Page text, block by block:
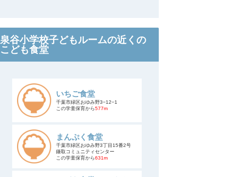
泉谷小学校子どもルームの近くの
こども食堂
いちご食堂
千葉市緑区おゆみ野3−12−1
この学童保育から577m
まんぷく食堂
千葉市緑区おゆみ野3丁目15番2号
鎌取コミュニティセンター
この学童保育から631m